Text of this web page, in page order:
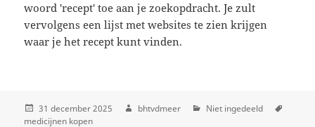
woord 'recept' toe aan je zoekopdracht. Je zult
vervolgens een lijst met websites te zien krijgen
waar je het recept kunt vinden.
31 december 2025 bhtvdmeer
Niet ingedeeld
medicijnen kopen